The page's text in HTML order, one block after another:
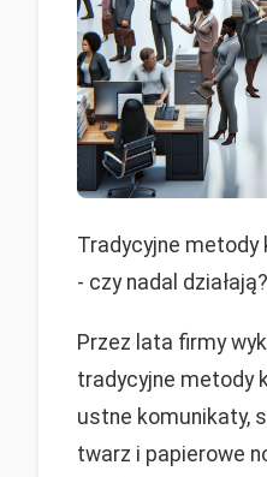
Tradycyjne
- czy nadal działają?
Przez lata firmy
tradycyjne metody
ustne komunikaty,
twarz i papierowe